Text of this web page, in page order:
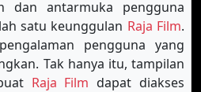
dan antarmuka pengguna
satu keunggulan Raja Film.
pengguna yang
Tak hanya itu, tampilan
Raja Film dapat diakses